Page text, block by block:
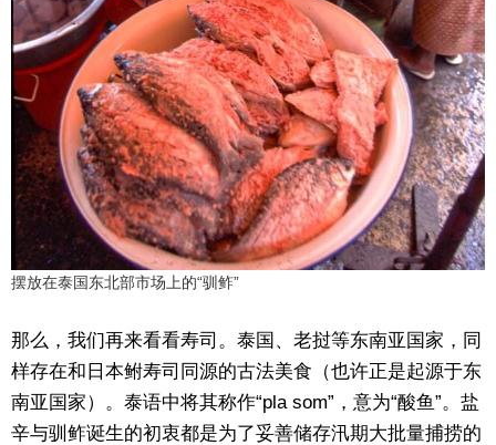
摆放在泰国东北部市场上的“驯鲊”
那么，我们再来看看寿司。泰国、老挝等东南亚国家，同
样存在和日本鲋寿司同源的古法美食（也许正是起源于东
南亚国家）。泰语中将其称作“pla som”，意为“酸鱼”。盐
辛与驯鲊诞生的初衷都是为了妥善储存汛期大批量捕捞的